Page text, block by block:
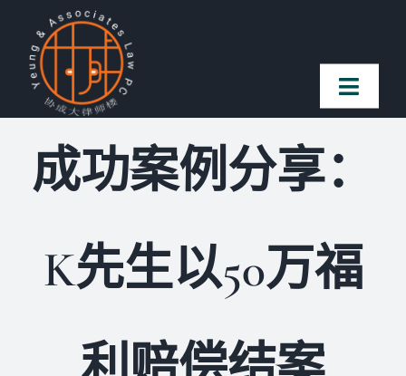
content
Toggle
首页
案件简介
成功案例分享：
K先生以50万福